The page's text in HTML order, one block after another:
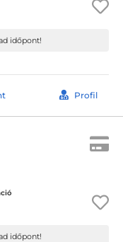
időpont!
Profil
időpont!